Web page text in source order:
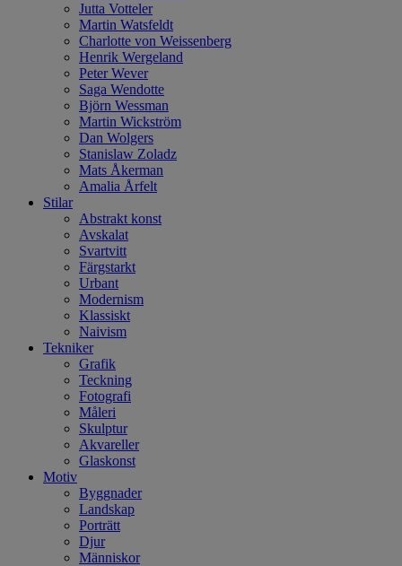
Jutta Votteler
Martin Watsfeldt
Charlotte von Weissenberg
Henrik Wergeland
Peter Wever
Saga Wendotte
Björn Wessman
Martin Wickström
Dan Wolgers
Stanislaw Zoladz
Mats Åkerman
Amalia Årfelt
Stilar
Abstrakt konst
Avskalat
Svartvitt
Färgstarkt
Urbant
Modernism
Klassiskt
Naivism
Tekniker
Grafik
Teckning
Fotografi
Måleri
Skulptur
Akvareller
Glaskonst
Motiv
Byggnader
Landskap
Porträtt
Djur
Människor